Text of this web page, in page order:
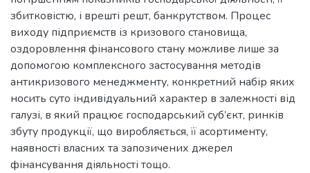
збитковістю, і врешті решт, банкрутством. Процес
виходу підприємств із кризового становища,
оздоровлення фінансового стану можливе лише за
допомогою комплексного застосування методів
антикризового менеджменту, конкретний набір яких
носить суто індивідуальний характер в залежності від
галузі, в який працює господарський суб’єкт, ринків
збуту продукції, що виробляється, її асортименту,
наявності власних та запозичених джерел
фінансування діяльності тощо.